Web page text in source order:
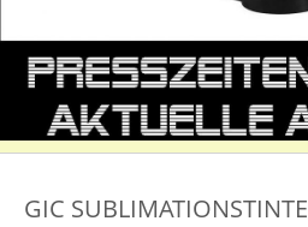
GIC SUBLIMATIONSTINTE